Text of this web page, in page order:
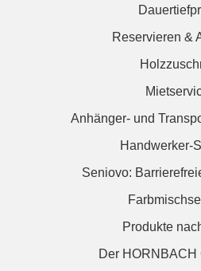
Reservieren &
Anhänger- und
Handwerker-
Seniovo:
Produkte
Der HORNBACH